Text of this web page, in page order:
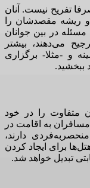
تفریح نیست. آنان
و ریشه مقصدشان را
در بین جوانان
می‌دهند، بیشتر
و -مثلا- برگزاری
ببخشید.
متفاوت را در خود
به اقامت در
دارند،
برای ایجاد کردن
تبدیل خواهد شد.